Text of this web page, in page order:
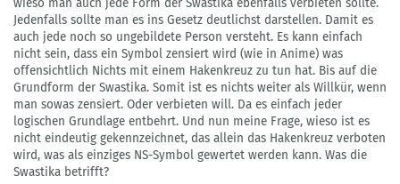
Jedenfalls sollte man es ins Gesetz deutlichst darstellen. Damit es
auch jede noch so ungebildete Person versteht. Es kann einfach
nicht sein, dass ein Symbol zensiert wird (wie in Anime) was
offensichtlich Nichts mit einem Hakenkreuz zu tun hat. Bis auf die
Grundform der Swastika. Somit ist es nichts weiter als Willkür, wenn
man sowas zensiert. Oder verbieten will. Da es einfach jeder
logischen Grundlage entbehrt. Und nun meine Frage, wieso ist es
nicht eindeutig gekennzeichnet, das allein das Hakenkreuz verboten
wird, was als einziges NS-Symbol gewertet werden kann. Was die
Swastika betrifft?